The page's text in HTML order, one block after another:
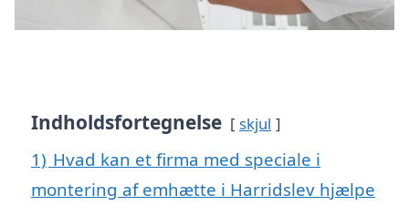
Indholdsfortegnelse skjul
1) Hvad kan et firma med speciale i
montering af emhætte i Harridslev hjælpe